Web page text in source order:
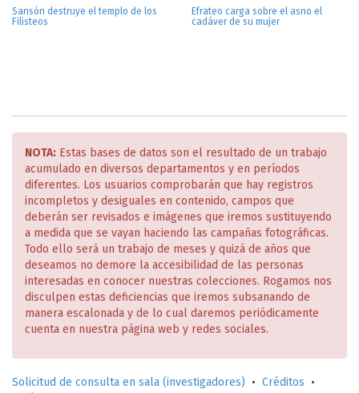
Sansón destruye el templo de los
Filisteos
Efrateo carga sobre el asno el
cadáver de su mujer
NOTA: Estas bases de datos son el resultado de un trabajo
acumulado en diversos departamentos y en períodos
diferentes. Los usuarios comprobarán que hay registros
incompletos y desiguales en contenido, campos que
deberán ser revisados e imágenes que iremos sustituyendo
a medida que se vayan haciendo las campañas fotográficas.
Todo ello será un trabajo de meses y quizá de años que
deseamos no demore la accesibilidad de las personas
interesadas en conocer nuestras colecciones. Rogamos nos
disculpen estas deficiencias que iremos subsanando de
manera escalonada y de lo cual daremos periódicamente
cuenta en nuestra página web y redes sociales.
Solicitud de consulta en sala (investigadores) • Créditos •